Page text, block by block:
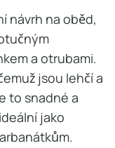
návrh na oběd,
a otrubami.
jsou lehčí a
to snadné a
jako